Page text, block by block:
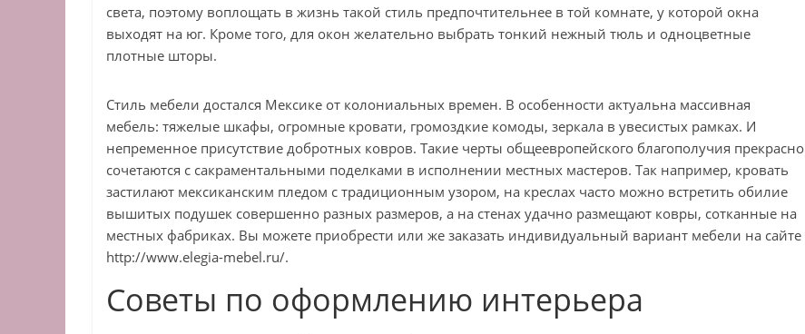
света, поэтому воплощать в жизнь такой стиль предпочтительнее в той комнате, у которой окна
выходят на юг. Кроме того, для окон желательно выбрать тонкий нежный тюль и одноцветные
плотные шторы.
Стиль мебели достался Мексике от колониальных времен. В особенности актуальна массивная
мебель: тяжелые шкафы, огромные кровати, громоздкие комоды, зеркала в увесистых рамках. И
непременное присутствие добротных ковров. Такие черты общеевропейского благополучия прекрасно
сочетаются с сакраментальными поделками в исполнении местных мастеров. Так например, кровать
застилают мексиканским пледом с традиционным узором, на креслах часто можно встретить обилие
вышитых подушек совершенно разных размеров, а на стенах удачно размещают ковры, сотканные на
местных фабриках. Вы можете приобрести или же заказать индивидуальный вариант мебели на сайте
http://www.elegia-mebel.ru/.
Советы по оформлению интерьера